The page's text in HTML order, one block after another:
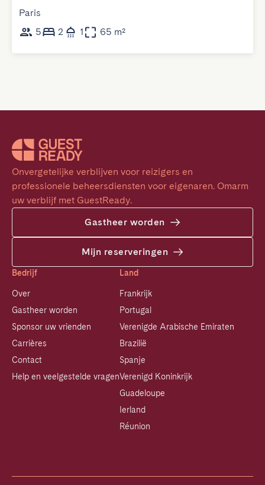
Paris
5
2 1 65 m²
Onvergetelijke verblijven voor reizigers en
professionele beheersdiensten voor eigenaren. Omarm
uw verblijf met GuestReady.
Gastheer worden
Mijn reserveringen
Bedrijf
Over
Gastheer worden
Sponsor uw vrienden
Carrières
Contact
Help en veelgestelde vragen
Land
Frankrijk
Portugal
Verenigde Arabische Emiraten
Brazilië
Spanje
Verenigd Koninkrijk
Guadeloupe
Ierland
Réunion